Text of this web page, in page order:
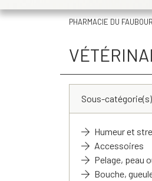
PHARMACIE DU
Sous-catégorie(s)
Humeur et
Accessoires
Pelage, peau
Bouche,